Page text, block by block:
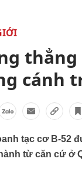
cánh
tạc cơ B-52
từ căn cứ ở